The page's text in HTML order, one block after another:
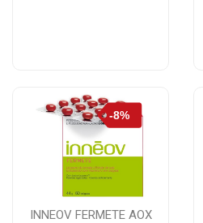
INNEOV FERMETE AOX